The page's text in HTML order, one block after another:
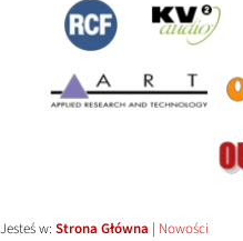
Jesteś w: Strona Główna | Nowości